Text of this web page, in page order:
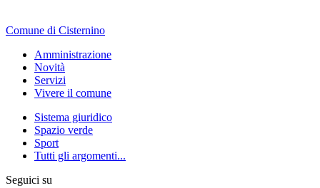
Comune di Cisternino
Amministrazione
Novità
Servizi
Vivere il comune
Sistema giuridico
Spazio verde
Sport
Tutti gli argomenti...
Seguici su